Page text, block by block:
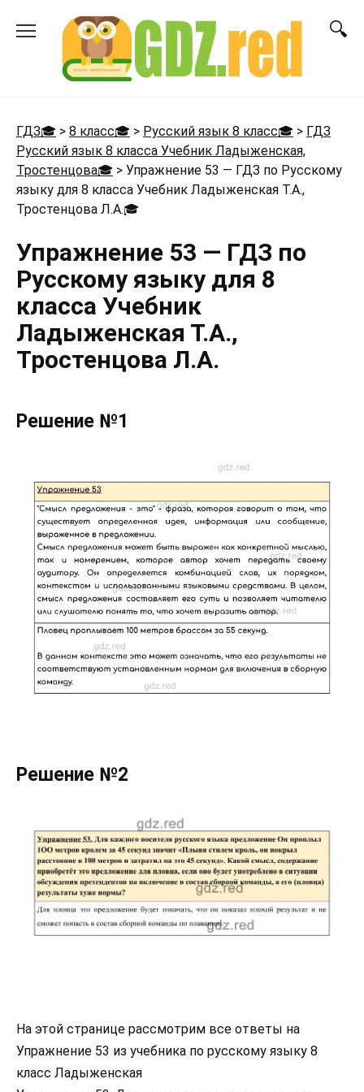
ГДЗ🎓 > 8 класс🎓 > Русский язык 8 класс🎓 > ГДЗ
Русский язык 8 класса Учебник Ладыженская,
Тростенцова🎓 > Упражнение 53 — ГДЗ по Русскому
языку для 8 класса Учебник Ладыженская Т.А.,
Тростенцова Л.А.🎓
Упражнение 53 — ГДЗ по
Русскому языку для 8
класса Учебник
Ладыженская Т.А.,
Тростенцова Л.А.
Решение №1
Решение №2
На этой странице рассмотрим все ответы на
Упражнение 53 из учебника по русскому языку 8
класс Ладыженская